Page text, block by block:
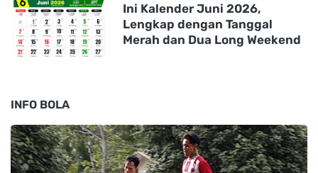
Ini Kalender Juni 2026,
Lengkap dengan Tanggal
Merah dan Dua Long Weekend
INFO BOLA